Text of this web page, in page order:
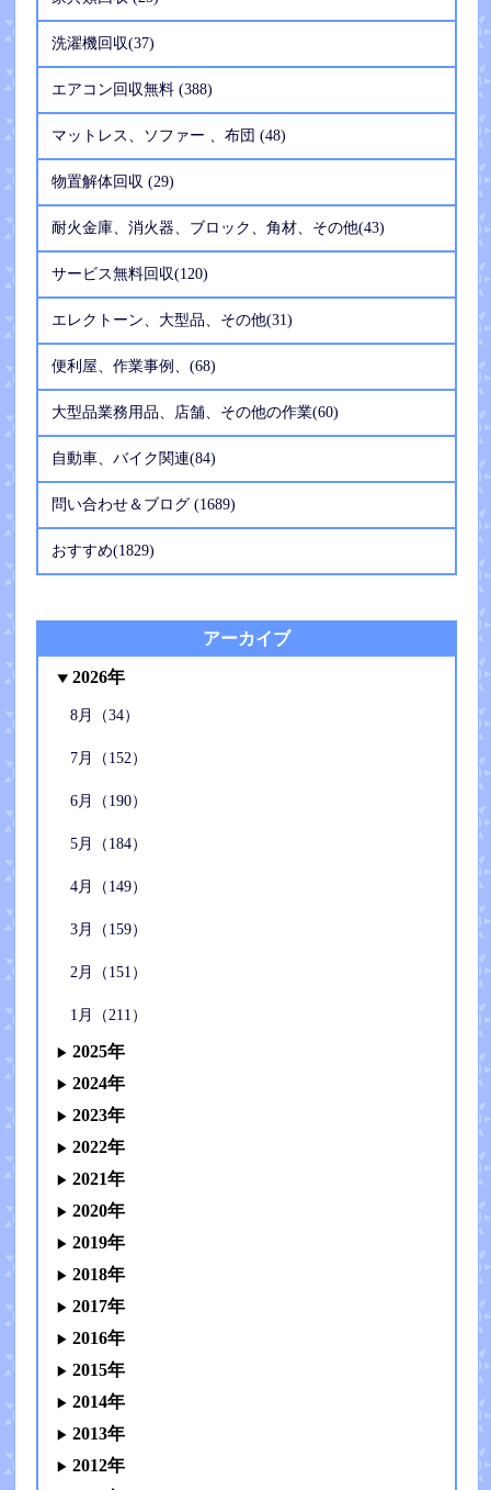
洗濯機回収(37)
エアコン回収無料 (388)
マットレス、ソファー 、布団 (48)
物置解体回収 (29)
耐火金庫、消火器、ブロック、角材、その他(43)
サービス無料回収(120)
エレクトーン、大型品、その他(31)
便利屋、作業事例、(68)
大型品業務用品、店舗、その他の作業(60)
自動車、バイク関連(84)
問い合わせ＆ブログ (1689)
おすすめ(1829)
アーカイブ
2026年
8月（34）
7月（152）
6月（190）
5月（184）
4月（149）
3月（159）
2月（151）
1月（211）
2025年
2024年
2023年
2022年
2021年
2020年
2019年
2018年
2017年
2016年
2015年
2014年
2013年
2012年